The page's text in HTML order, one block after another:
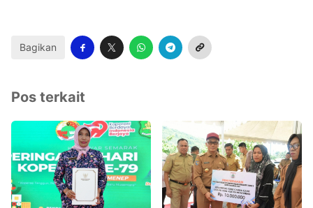
Bagikan
Pos terkait